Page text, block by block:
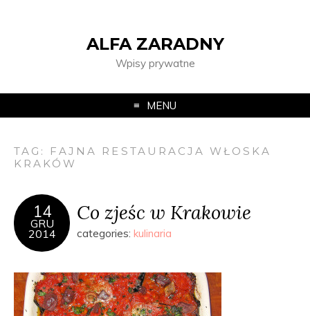
ALFA ZARADNY
Wpisy prywatne
MENU
TAG: FAJNA RESTAURACJA WŁOSKA
KRAKÓW
14
GRU
2014
Co zjeśc w Krakowie
categories: kulinaria